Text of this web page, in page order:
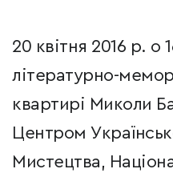
20 квітня 2016 р. о
літературно-
квартирі Миколи
Центром
Мистецтва,